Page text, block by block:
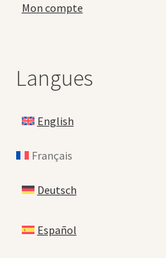
Mon compte
Langues
English
Français
Deutsch
Español